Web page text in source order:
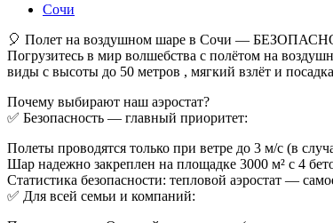
Сочи
🎈 Полет на воздушном шаре в Сочи —
Погрузитесь в мир волшебства с полётом на
виды с высоты до 50 метров , мягкий взлёт и
Почему выбирают наш аэростат?
✅ Безопасность — главный приоритет:
Полеты проводятся только при ветре до 3 м/с (в
Шар надежно закреплен на площадке 3000 м² с 4
Статистика безопасности: тепловой аэростат —
✅ Для всей семьи и компаний: